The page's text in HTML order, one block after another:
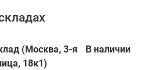
(Москва, 3-я
18к1)
В наличии